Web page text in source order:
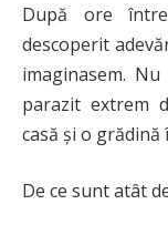
După ore
descoperit
imaginasem.
parazit extrem
casă și o
De ce sunt atât